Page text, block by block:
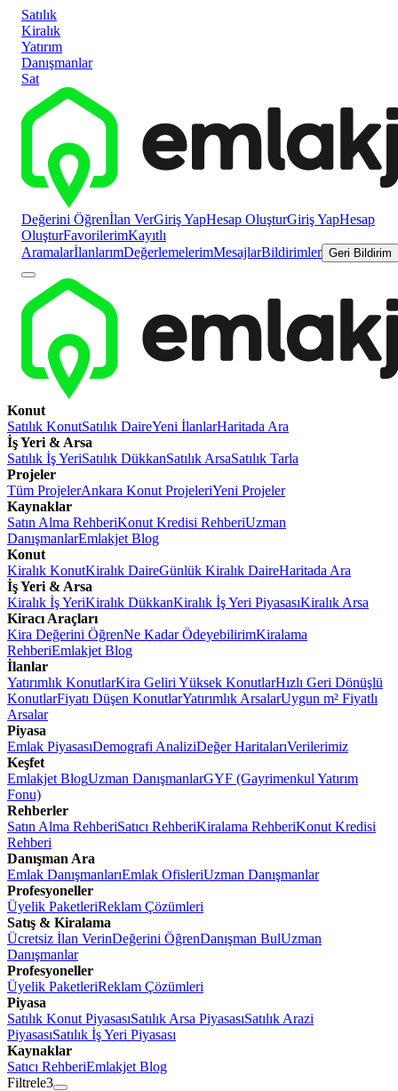
Satılık
Kiralık
Yatırım
Danışmanlar
Sat
Değerini Öğrenİlan VerGiriş YapHesap OluşturGiriş YapHesap
OluşturFavorilerimKayıtlı
AramalarİlanlarımDeğerlemelerimMesajlarBildirimler Geri Bildirim
Konut
Satılık KonutSatılık DaireYeni İlanlarHaritada Ara
İş Yeri & Arsa
Satılık İş YeriSatılık DükkanSatılık ArsaSatılık Tarla
Projeler
Tüm ProjelerAnkara Konut ProjeleriYeni Projeler
Kaynaklar
Satın Alma RehberiKonut Kredisi RehberiUzman
DanışmanlarEmlakjet Blog
Konut
Kiralık KonutKiralık DaireGünlük Kiralık DaireHaritada Ara
İş Yeri & Arsa
Kiralık İş YeriKiralık DükkanKiralık İş Yeri PiyasasıKiralık Arsa
Kiracı Araçları
Kira Değerini ÖğrenNe Kadar ÖdeyebilirimKiralama
RehberiEmlakjet Blog
İlanlar
Yatırımlık KonutlarKira Geliri Yüksek KonutlarHızlı Geri Dönüşlü
KonutlarFiyatı Düşen KonutlarYatırımlık ArsalarUygun m² Fiyatlı
Arsalar
Piyasa
Emlak PiyasasıDemografi AnaliziDeğer HaritalarıVerilerimiz
Keşfet
Emlakjet BlogUzman DanışmanlarGYF (Gayrimenkul Yatırım
Fonu)
Rehberler
Satın Alma RehberiSatıcı RehberiKiralama RehberiKonut Kredisi
Rehberi
Danışman Ara
Emlak DanışmanlarıEmlak OfisleriUzman Danışmanlar
Profesyoneller
Üyelik PaketleriReklam Çözümleri
Satış & Kiralama
Ücretsiz İlan VerinDeğerini ÖğrenDanışman BulUzman
Danışmanlar
Profesyoneller
Üyelik PaketleriReklam Çözümleri
Piyasa
Satılık Konut PiyasasıSatılık Arsa PiyasasıSatılık Arazi
PiyasasıSatılık İş Yeri Piyasası
Kaynaklar
Satıcı RehberiEmlakjet Blog
Filtrele3